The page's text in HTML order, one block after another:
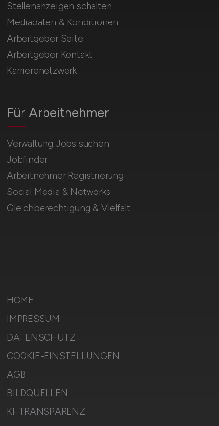
Für Arbeitnehmer
Verwaltung Jobs suchen
Jobfinder
Arbeitnehmer Registrierung
Social Media & Networks
Gleichberechtigung & Vielfalt
Stellenanzeigen schalten
Mediadaten & Konditionen
Arbeitgeber Seite
Arbeitgeber Kontakt
Karrierenetzwerk
HOME
IMPRESSUM
DATENSCHUTZ
COOKIE-EINSTELLUNGEN
AGB
BILDQUELLEN
KI-TRANSPARENZ